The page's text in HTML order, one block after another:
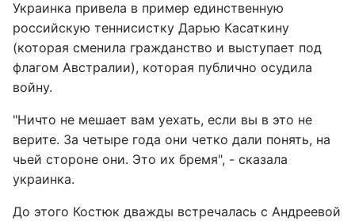
Украинка привела в пример единственную
российскую теннисистку Дарью Касаткину
(которая сменила гражданство и выступает под
флагом Австралии), которая публично осудила
войну.
"Ничто не мешает вам уехать, если вы в это не
верите. За четыре года они четко дали понять, на
чьей стороне они. Это их бремя", - сказала
украинка.
До этого Костюк дважды встречалась с Андреевой